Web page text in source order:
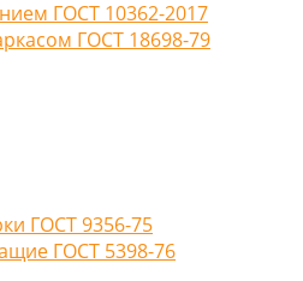
ГОСТ 10362-2017
ГОСТ 18698-79
ГОСТ 9356-75
ГОСТ 5398-76